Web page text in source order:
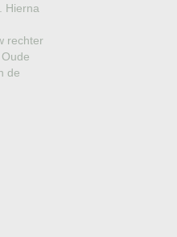
Hierna
rechter
de